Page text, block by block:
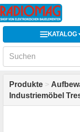
KATALOG
Produkte >
Industriemöbel